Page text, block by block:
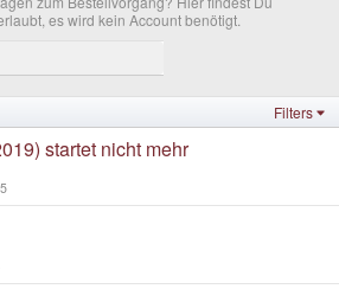
es wird kein Account benötigt.
Filters
startet nicht mehr